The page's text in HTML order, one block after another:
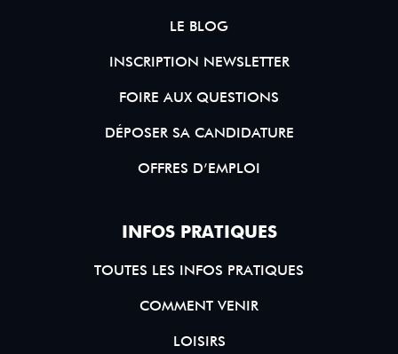
LE BLOG
INSCRIPTION NEWSLETTER
FOIRE AUX QUESTIONS
DÉPOSER SA CANDIDATURE
OFFRES D’EMPLOI
INFOS PRATIQUES
TOUTES LES INFOS PRATIQUES
COMMENT VENIR
LOISIRS